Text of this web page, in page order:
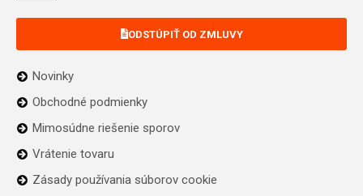
ODSTÚPIŤ OD ZMLUVY
Novinky
Obchodné podmienky
Mimosúdne riešenie sporov
Vrátenie tovaru
Zásady používania súborov cookie